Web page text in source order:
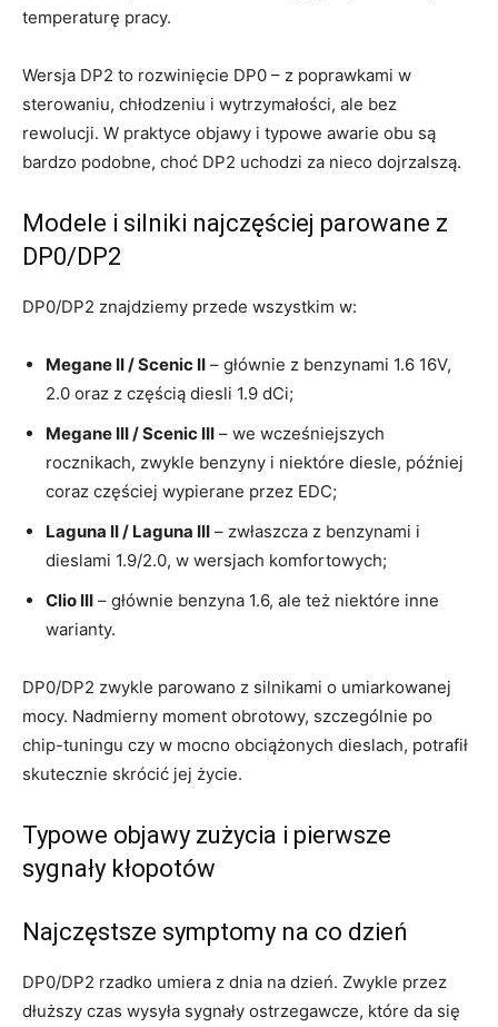
temperaturę pracy.
Wersja DP2 to rozwinięcie DP0 – z poprawkami w
sterowaniu, chłodzeniu i wytrzymałości, ale bez
rewolucji. W praktyce objawy i typowe awarie obu są
bardzo podobne, choć DP2 uchodzi za nieco dojrzalszą.
Modele i silniki najczęściej parowane z
DP0/DP2
DP0/DP2 znajdziemy przede wszystkim w:
Megane II / Scenic II – głównie z benzynami 1.6 16V,
2.0 oraz z częścią diesli 1.9 dCi;
Megane III / Scenic III – we wcześniejszych
rocznikach, zwykle benzyny i niektóre diesle, później
coraz częściej wypierane przez EDC;
Laguna II / Laguna III – zwłaszcza z benzynami i
dieslami 1.9/2.0, w wersjach komfortowych;
Clio III – głównie benzyna 1.6, ale też niektóre inne
warianty.
DP0/DP2 zwykle parowano z silnikami o umiarkowanej
mocy. Nadmierny moment obrotowy, szczególnie po
chip-tuningu czy w mocno obciążonych dieslach, potrafił
skutecznie skrócić jej życie.
Typowe objawy zużycia i pierwsze
sygnały kłopotów
Najczęstsze symptomy na co dzień
DP0/DP2 rzadko umiera z dnia na dzień. Zwykle przez
dłuższy czas wysyła sygnały ostrzegawcze, które da się